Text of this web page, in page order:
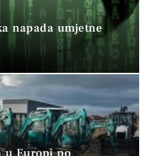
napada umjetne
u Europi po